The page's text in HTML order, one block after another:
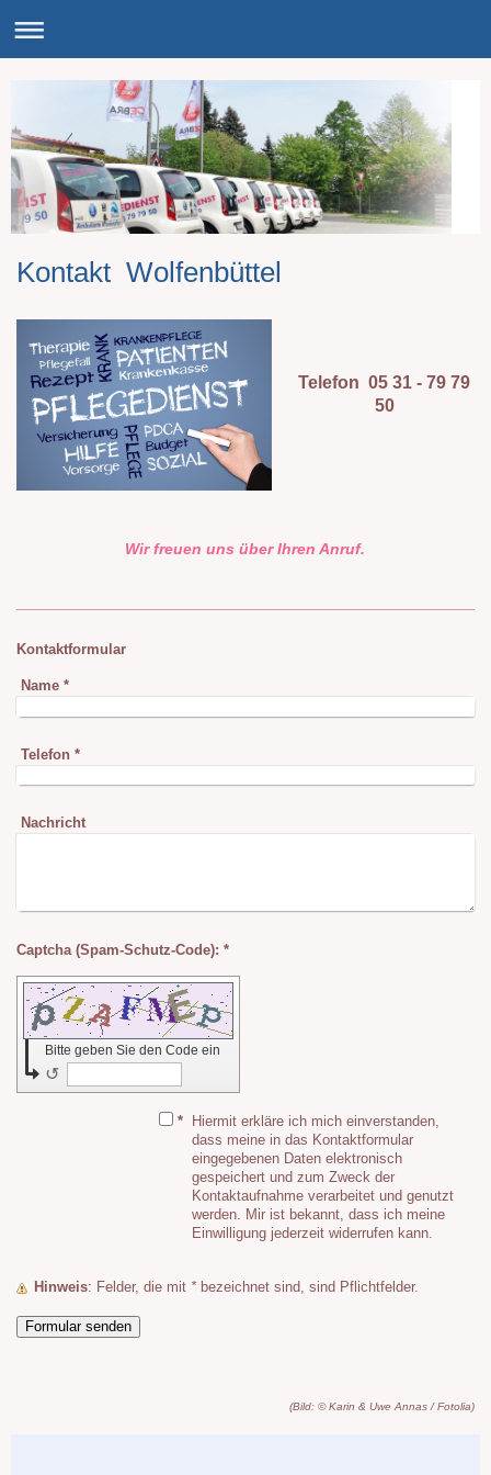
Kontakt Wolfenbüttel
Telefon 05 31 - 79 79
50
Wir freuen uns über Ihren Anruf.
Kontaktformular
Name *
Telefon *
Nachricht
Captcha (Spam-Schutz-Code): *
Bitte geben Sie den Code ein
↺
*
Hiermit erkläre ich mich einverstanden,
dass meine in das Kontaktformular
eingegebenen Daten elektronisch
gespeichert und zum Zweck der
Kontaktaufnahme verarbeitet und genutzt
werden. Mir ist bekannt, dass ich meine
Einwilligung jederzeit widerrufen kann.
Hinweis : Felder, die mit *bezeichnet sind, sind Pflichtfelder.
(Bild: © Karin & Uwe Annas / Fotolia)